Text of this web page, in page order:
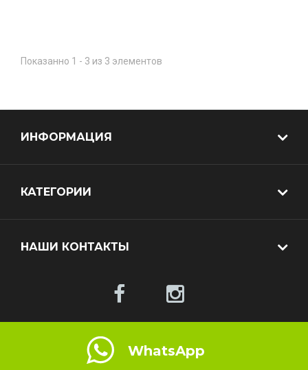
Показанно 1 - 3 из 3 элементов
ИНФОРМАЦИЯ
КАТЕГОРИИ
НАШИ КОНТАКТЫ
WhatsApp